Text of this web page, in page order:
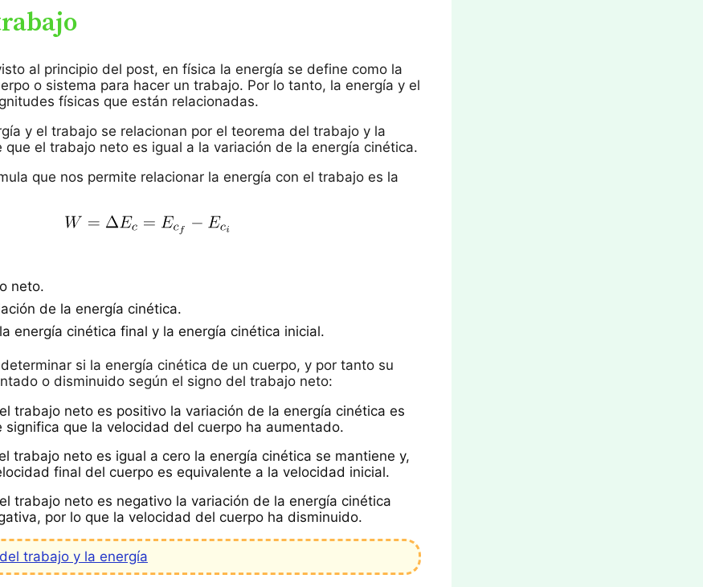
al principio del post, en física la energía se define como la
o sistema para hacer un trabajo. Por lo tanto, la energía y el
físicas que están relacionadas.
y el trabajo se relacionan por el teorema del trabajo y la
que el trabajo neto es igual a la variación de la energía cinética.
que nos permite relacionar la energía con el trabajo es la
neto.
de la energía cinética.
energía cinética final y la energía cinética inicial.
si la energía cinética de un cuerpo, y por tanto su
o disminuido según el signo del trabajo neto:
trabajo neto es positivo la variación de la energía cinética es
significa que la velocidad del cuerpo ha aumentado.
trabajo neto es igual a cero la energía cinética se mantiene y,
final del cuerpo es equivalente a la velocidad inicial.
trabajo neto es negativo la variación de la energía cinética
por lo que la velocidad del cuerpo ha disminuido.
trabajo y la energía